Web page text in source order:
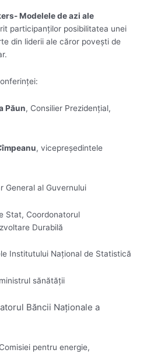
Modelele de azi ale
participanților posibilitatea unei
din liderii ale căror povești de
Păun, Consilier Prezidențial,
, vicepreședintele
General al Guvernului
Stat, Coordonatorul
Durabilă
Institutului Național de Statistică
sănătății
Băncii Naționale a
pentru energie,